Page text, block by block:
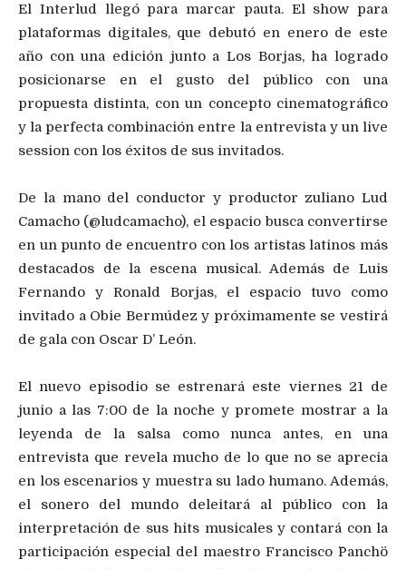
El Interlud llegó para marcar pauta. El show para
plataformas digitales, que debutó en enero de este
año con una edición junto a Los Borjas, ha logrado
posicionarse en el gusto del público con una
propuesta distinta, con un concepto cinematográfico
y la perfecta combinación entre la entrevista y un live
session con los éxitos de sus invitados.
De la mano del conductor y productor zuliano Lud
Camacho (@ludcamacho), el espacio busca convertirse
en un punto de encuentro con los artistas latinos más
destacados de la escena musical. Además de Luis
Fernando y Ronald Borjas, el espacio tuvo como
invitado a Obie Bermúdez y próximamente se vestirá
de gala con Oscar D’ León.
El nuevo episodio se estrenará este viernes 21 de
junio a las 7:00 de la noche y promete mostrar a la
leyenda de la salsa como nunca antes, en una
entrevista que revela mucho de lo que no se aprecia
en los escenarios y muestra su lado humano. Además,
el sonero del mundo deleitará al público con la
interpretación de sus hits musicales y contará con la
participación especial del maestro Francisco ¨Pancho¨